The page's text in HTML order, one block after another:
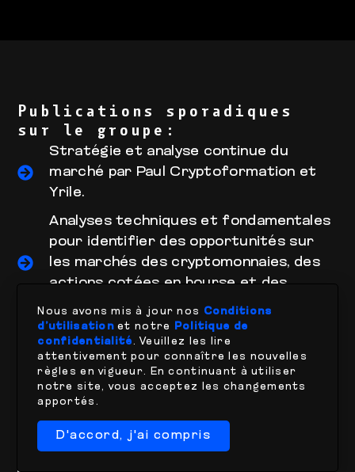
Publications sporadiques
sur le groupe:
Stratégie et analyse continue du
marché par Paul Cryptoformation et
Yrile.
Analyses techniques et fondamentales
pour identifier des opportunités sur
les marchés des cryptomonnaies, des
actions cotées en bourse et des
matières premières.
Publications exclusives de type
“Questions/Réponses” réservées aux
membres.
Revue de l’actualité et des
informations importantes selon l’équipe
Cryptorecherche.
Nous avons mis à jour nos
Conditions
d’utilisationet notre
Politique de
confidentialité. Veuillez les lire
attentivement pour connaître les nouvelles
règles en vigueur. En continuant à utiliser
notre site, vous acceptez les changements
apportés.
D'accord, j'ai compris